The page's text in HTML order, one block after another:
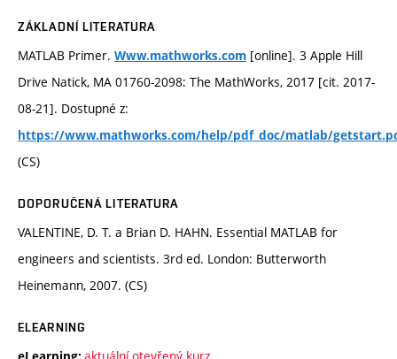
ZÁKLADNÍ LITERATURA
MATLAB Primer. Www.mathworks.com [online]. 3 Apple Hill
Drive Natick, MA 01760-2098: The MathWorks, 2017 [cit. 2017-
08-21]. Dostupné z:
https://www.mathworks.com/help/pdf_doc/matlab/
(CS)
DOPORUČENÁ LITERATURA
VALENTINE, D. T. a Brian D. HAHN. Essential MATLAB for
engineers and scientists. 3rd ed. London: Butterworth
Heinemann, 2007. (CS)
ELEARNING